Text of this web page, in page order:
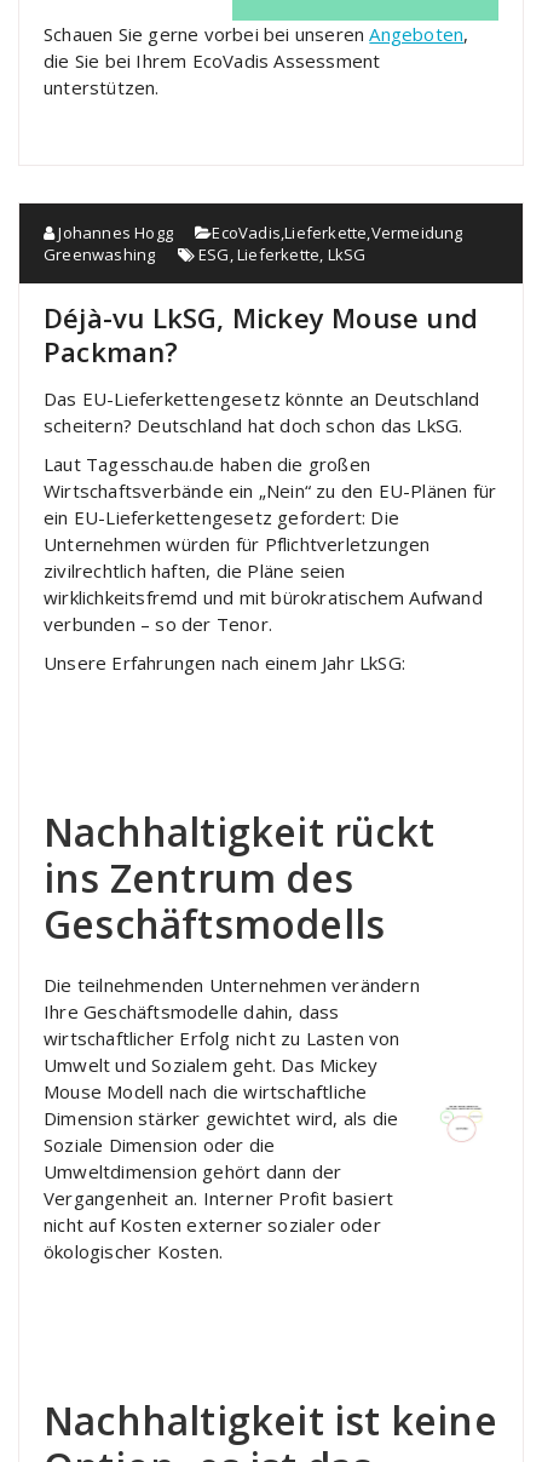
Schauen Sie gerne vorbei bei unserenAngeboten,
die Sie bei Ihrem EcoVadis Assessment
unterstützen.
Johannes Hogg EcoVadis,Lieferkette,Vermeidung
Greenwashing
ESG,Lieferkette, LkSG
Déjà-vu LkSG, Mickey Mouse und
Packman?
Das EU-Lieferkettengesetz könnte an Deutschland
scheitern? Deutschland hat doch schon das LkSG.
Laut Tagesschau.de haben die großen
Wirtschaftsverbände ein „Nein“ zu den EU-Plänen für
ein EU-Lieferkettengesetz gefordert: Die
Unternehmen würden für Pflichtverletzungen
zivilrechtlich haften, die Pläne seien
wirklichkeitsfremd und mit bürokratischem Aufwand
verbunden – so der Tenor.
Unsere Erfahrungen nach einem Jahr LkSG:
Nachhaltigkeit rückt
ins Zentrum des
Geschäftsmodells
Die teilnehmenden Unternehmen verändern
Ihre Geschäftsmodelle dahin, dass
wirtschaftlicher Erfolg nicht zu Lasten von
Umwelt und Sozialem geht. Das Mickey
Mouse Modell nach die wirtschaftliche
Dimension stärker gewichtet wird, als die
Soziale Dimension oder die
Umweltdimension gehört dann der
Vergangenheit an. Interner Profit basiert
nicht auf Kosten externer sozialer oder
ökologischer Kosten.
Nachhaltigkeit ist keine